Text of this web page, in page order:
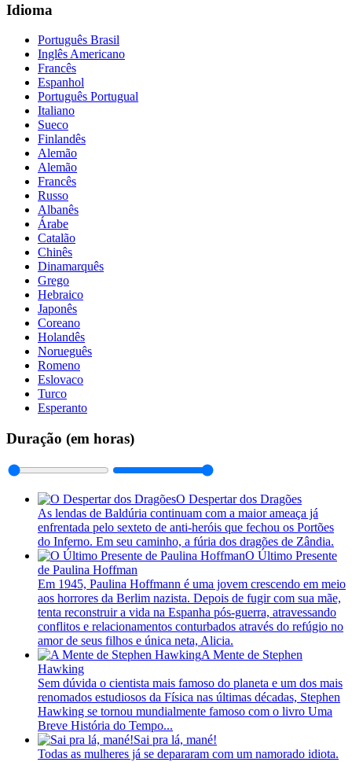
Idioma
Português Brasil
Inglês Americano
Francês
Espanhol
Português Portugual
Italiano
Sueco
Finlandês
Alemão
Alemão
Francês
Russo
Albanês
Árabe
Catalão
Chinês
Dinamarquês
Grego
Hebraico
Japonês
Coreano
Holandês
Norueguês
Romeno
Eslovaco
Turco
Esperanto
Duração (em horas)
O Despertar dos Dragões
As lendas de Baldúria continuam com a maior ameaça já
enfrentada pelo sexteto de anti-heróis que fechou os Portões
do Inferno. Em seu caminho, a fúria dos dragões de Zândia.
O Último Presente
de Paulina Hoffman
Em 1945, Paulina Hoffmann é uma jovem crescendo em meio
aos horrores da Berlim nazista. Depois de fugir com sua mãe,
tenta reconstruir a vida na Espanha pós-guerra, atravessando
conflitos e relacionamentos conturbados através do refúgio no
amor de seus filhos e única neta, Alicia.
A Mente de Stephen
Hawking
Sem dúvida o cientista mais famoso do planeta e um dos mais
renomados estudiosos da Física nas últimas décadas, Stephen
Hawking se tornou mundialmente famoso com o livro Uma
Breve História do Tempo...
Sai pra lá, mané!
Todas as mulheres já se depararam com um namorado idiota.